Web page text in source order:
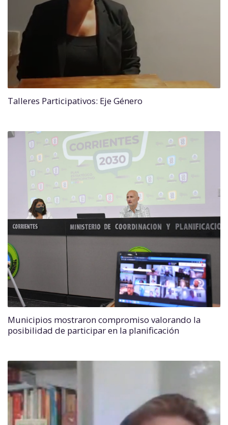
Talleres Participativos: Eje Género
Municipios mostraron compromiso valorando la
posibilidad de participar en la planificación